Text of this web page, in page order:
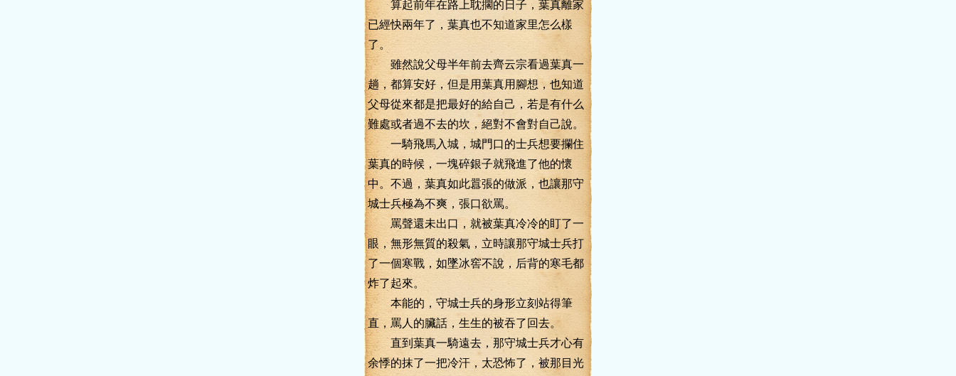
算起前年在路上耽擱的日子，葉真離家
已經快兩年了，葉真也不知道家里怎么樣
了。
雖然說父母半年前去齊云宗看過葉真一
趟，都算安好，但是用葉真用腳想，也知道
父母從來都是把最好的給自己，若是有什么
難處或者過不去的坎，絕對不會對自己說。
一騎飛馬入城，城門口的士兵想要攔住
葉真的時候，一塊碎銀子就飛進了他的懷
中。不過，葉真如此囂張的做派，也讓那守
城士兵極為不爽，張口欲罵。
罵聲還未出口，就被葉真冷冷的盯了一
眼，無形無質的殺氣，立時讓那守城士兵打
了一個寒戰，如墜冰窖不說，后背的寒毛都
炸了起來。
本能的，守城士兵的身形立刻站得筆
直，罵人的臟話，生生的被吞了回去。
直到葉真一騎遠去，那守城士兵才心有
余悸的抹了一把冷汗，太恐怖了，被那目光